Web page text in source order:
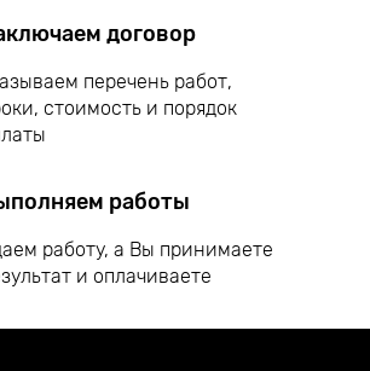
договор
перечень работ,
стоимость и порядок
работы
работу, а Вы принимаете
и оплачиваете